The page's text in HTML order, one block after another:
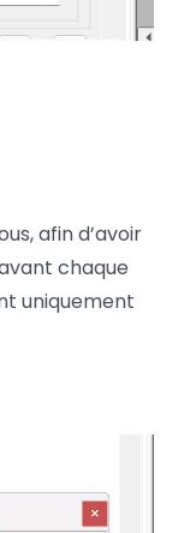
afin d’avoir
chaque
uniquement